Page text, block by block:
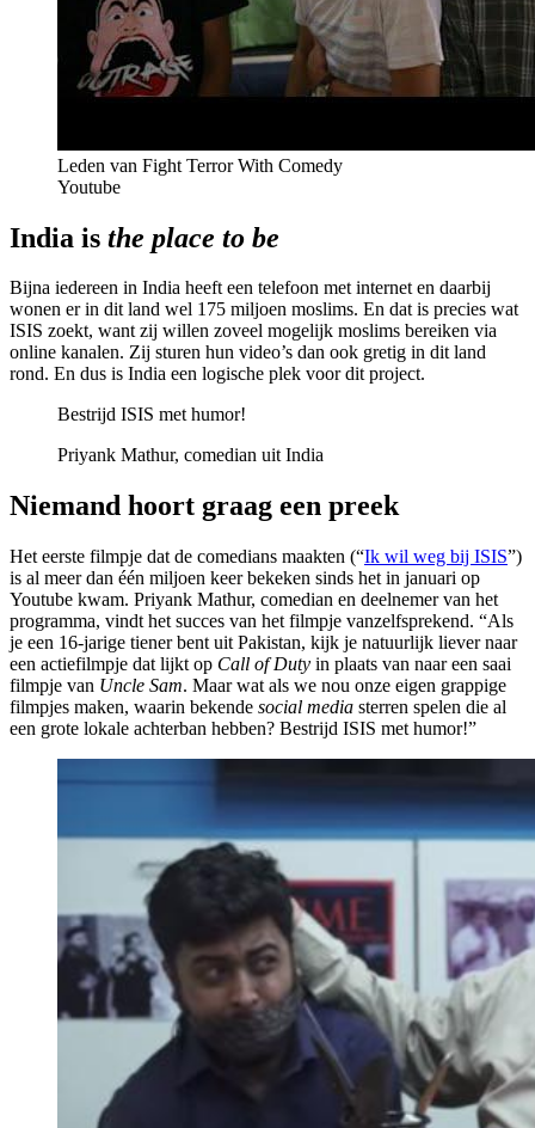
Leden van Fight Terror With Comedy
Youtube
India is the place to be
Bijna iedereen in India heeft een telefoon met internet en daarbij
wonen er in dit land wel 175 miljoen moslims. En dat is precies wat
ISIS zoekt, want zij willen zoveel mogelijk moslims bereiken via
online kanalen. Zij sturen hun video’s dan ook gretig in dit land
rond. En dus is India een logische plek voor dit project.
Bestrijd ISIS met humor!
Priyank Mathur, comedian uit India
Niemand hoort graag een preek
Het eerste filmpje dat de comedians maakten (“Ik wil weg bij ISIS”)
is al meer dan één miljoen keer bekeken sinds het in januari op
Youtube kwam. Priyank Mathur, comedian en deelnemer van het
programma, vindt het succes van het filmpje vanzelfsprekend. “Als
je een 16-jarige tiener bent uit Pakistan, kijk je natuurlijk liever naar
een actiefilmpje dat lijkt op Call of Duty in plaats van naar een saai
filmpje van Uncle Sam. Maar wat als we nou onze eigen grappige
filmpjes maken, waarin bekende social media sterren spelen die al
een grote lokale achterban hebben? Bestrijd ISIS met humor!”